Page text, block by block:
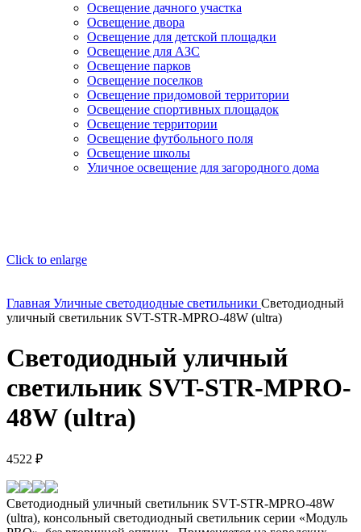
Освещение дачного участка
Освещение двора
Освещение для детской площадки
Освещение для АЗС
Освещение парков
Освещение поселков
Освещение придомовой территории
Освещение спортивных площадок
Освещение территории
Освещение футбольного поля
Освещение школы
Уличное освещение для загородного дома
Click to enlarge
Главная Уличные светодиодные светильники Светодиодный
уличный светильник SVT-STR-MPRO-48W (ultra)
Светодиодный уличный
светильник SVT-STR-MPRO-
48W (ultra)
4522 ₽
Светодиодный уличный светильник SVT-STR-MPRO-48W
(ultra), консольный светодиодный светильник серии «Модуль